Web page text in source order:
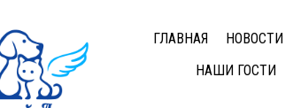
ГЛАВНАЯ НОВОСТИ
НАШИ ГОСТИ